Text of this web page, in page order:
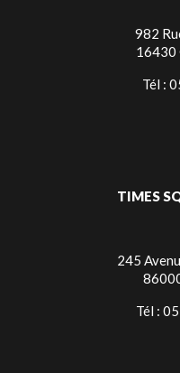
982
16430
Tél :
TIMES
245
Tél :